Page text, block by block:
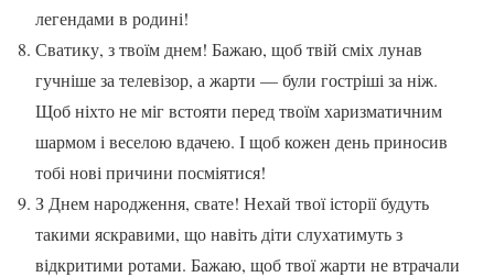
легендами в родині!
Сватику, з твоїм днем! Бажаю, щоб твій сміх лунав
гучніше за телевізор, а жарти — були гостріші за ніж.
Щоб ніхто не міг встояти перед твоїм харизматичним
шармом і веселою вдачею. І щоб кожен день приносив
тобі нові причини посміятися!
З Днем народження, свате! Нехай твої історії будуть
такими яскравими, що навіть діти слухатимуть з
відкритими ротами. Бажаю, щоб твої жарти не втрачали